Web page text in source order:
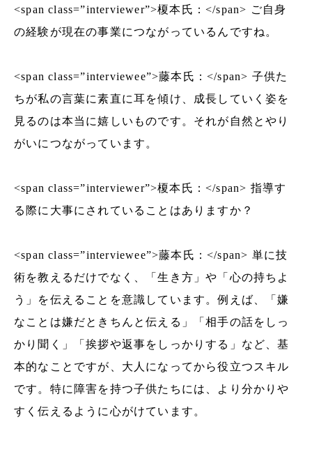
<span class=”interviewer”>榎本氏：</span> ご自身
の経験が現在の事業につながっているんですね。
<span class=”interviewee”>藤本氏：</span> 子供た
ちが私の言葉に素直に耳を傾け、成長していく姿を
見るのは本当に嬉しいものです。それが自然とやり
がいにつながっています。
<span class=”interviewer”>榎本氏：</span> 指導す
る際に大事にされていることはありますか？
<span class=”interviewee”>藤本氏：</span> 単に技
術を教えるだけでなく、「生き方」や「心の持ちよ
う」を伝えることを意識しています。例えば、「嫌
なことは嫌だときちんと伝える」「相手の話をしっ
かり聞く」「挨拶や返事をしっかりする」など、基
本的なことですが、大人になってから役立つスキル
です。特に障害を持つ子供たちには、より分かりや
すく伝えるように心がけています。